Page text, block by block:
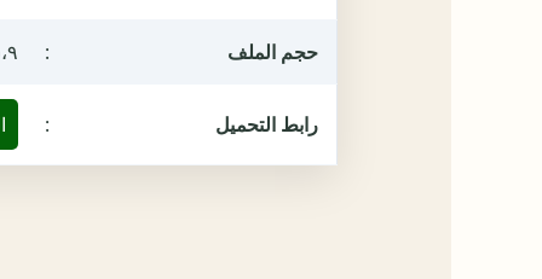
حجم الملف : ١٥،٩
رابط التحميل :